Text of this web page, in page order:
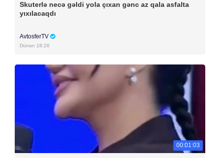
Skuterlə necə gəldi yola çıxan gənc az qala asfalta
yıxılacaqdı
AvtosferTV
Dünən 18:26
00:01:03